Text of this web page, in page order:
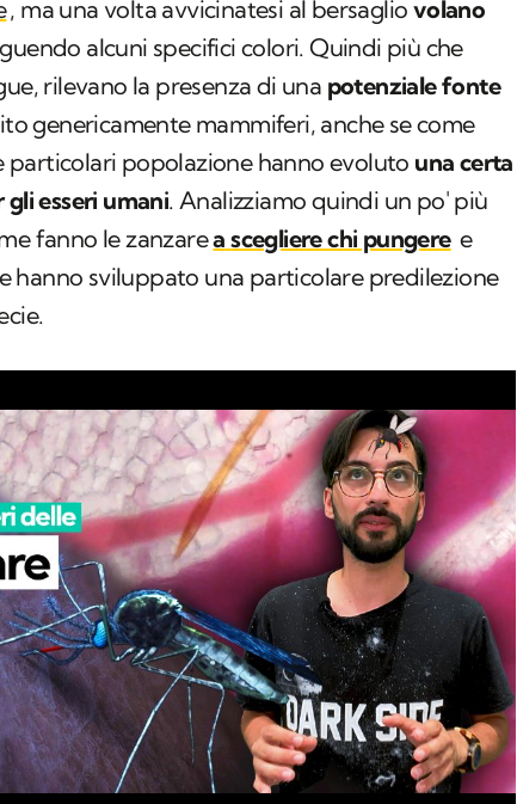
, ma una volta avvicinatesi al bersaglio volano
alcuni specifici colori. Quindi più che
rilevano la presenza di una potenziale fonte
genericamente mammiferi, anche se come
particolari popolazione hanno evoluto una certa
esseri umani. Analizziamo quindi un po' più
fanno le zanzarea scegliere chi pungere e
hanno sviluppato una particolare predilezione